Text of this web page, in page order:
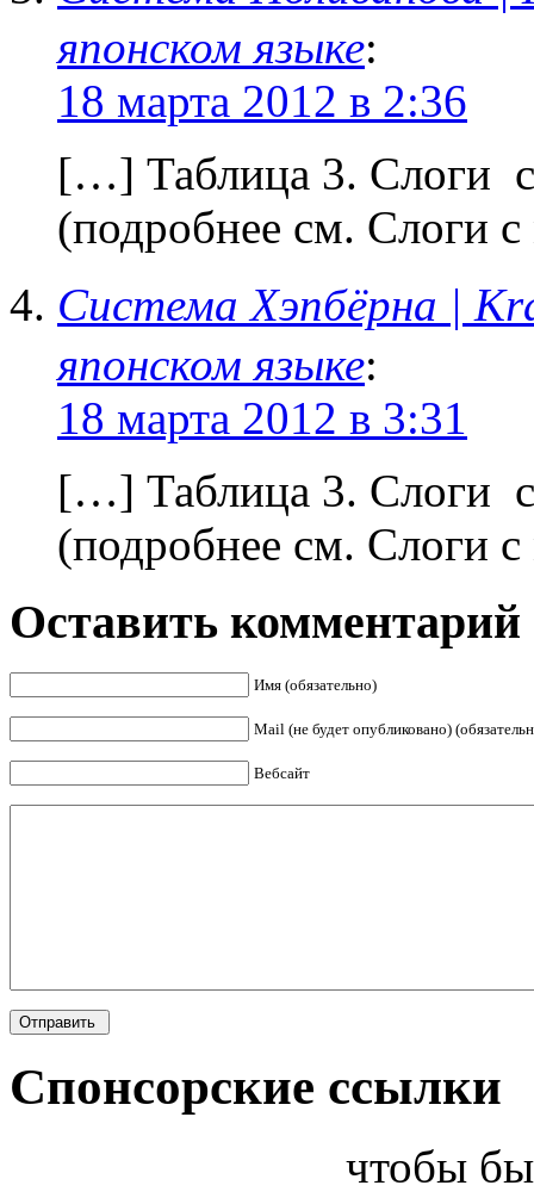
японском языке:
18 марта 2012 в 2:36
[…] Таблица 3. Слоги
(подробнее см. Слоги
Система Хэпбёрна |
японском языке:
18 марта 2012 в 3:31
[…] Таблица 3. Слоги
(подробнее см. Слоги
Оставить комментарий
Имя (обязательно)
Mail (не будет опубликовано)
Вебсайт
Спонсорские ссылки
чтобы